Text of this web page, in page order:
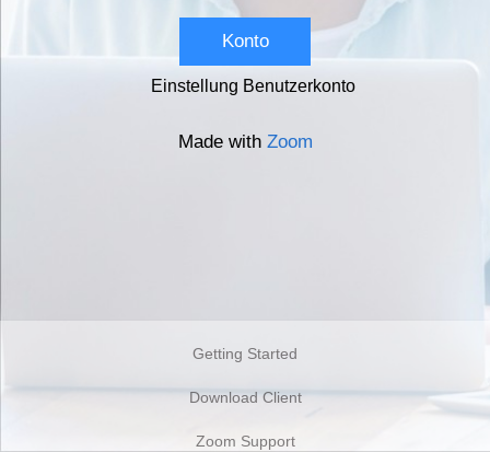
Konto
Einstellung Benutzerkonto
Made with Zoom
Getting Started
Download Client
Zoom Support